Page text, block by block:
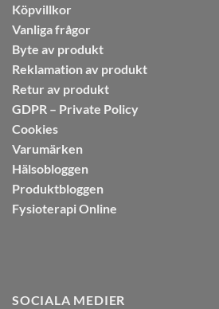
Köpvillkor
Vanliga frågor
Byte av produkt
Reklamation av produkt
Retur av produkt
GDPR – Private Policy
Cookies
Varumärken
Hälsobloggen
Produktbloggen
Fysioterapi Online
SOCIALA MEDIER